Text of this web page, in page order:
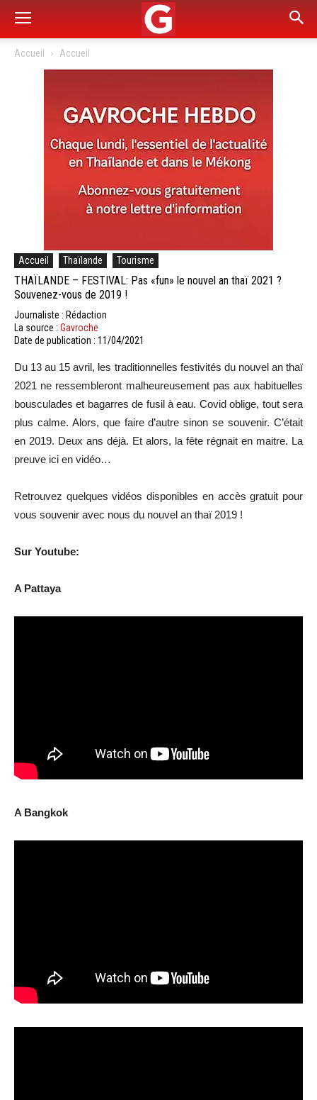
Accueil Accueil
Accueil Thaïlande Tourisme
THAÏLANDE – FESTIVAL: Pas «fun» le nouvel an thaï 2021 ?
Souvenez-vous de 2019 !
Journaliste : Rédaction
La source : Gavroche
Date de publication : 11/04/2021
Du 13 au 15 avril, les traditionnelles festivités du nouvel an thaï
2021 ne ressembleront malheureusement pas aux habituelles
bousculades et bagarres de fusil à eau. Covid oblige, tout sera
plus calme. Alors, que faire d’autre sinon se souvenir. C’était
en 2019. Deux ans déjà. Et alors, la fête régnait en maitre. La
preuve ici en vidéo…
Retrouvez quelques vidéos disponibles en accès gratuit pour
vous souvenir avec nous du nouvel an thaï 2019 !
Sur Youtube:
A Pattaya
A Bangkok